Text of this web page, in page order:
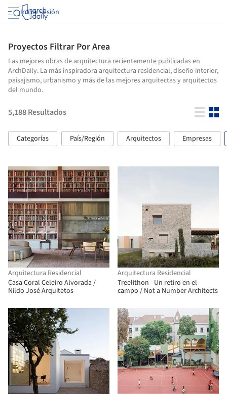
Iniciar sesión
Proyectos Filtrar Por Area
Las mejores obras de arquitectura recientemente publicadas en
ArchDaily. La más inspiradora arquitectura residencial, diseño interior,
paisajismo, urbanismo y más de las mejores arquitectas y arquitectos
del mundo.
5,188Resultados
Categorías País/Región Arquitectos Empresas
Arquitectura Residencial
Casa Coral Celeiro Alvorada /
Nildo José Arquitetos
Arquitectura Residencial
Treelithon - Un retiro en el
campo / Not a Number Architects